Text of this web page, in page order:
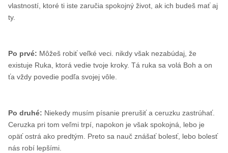
vlastností, ktoré ti iste zaručia spokojný život, ak ich budeš mať aj
ty.
Po prvé: Môžeš robiť veľké veci. nikdy však nezabúdaj, že
existuje Ruka, ktorá vedie tvoje kroky. Tá ruka sa volá Boh a on
ťa vždy povedie podľa svojej vôle.
Po druhé: Niekedy musím písanie prerušiť a ceruzku zastrúhať.
Ceruzka pri tom veľmi trpí, napokon je však spokojná, lebo je
opäť ostrá ako predtým. Preto sa nauč znášať bolesť, lebo bolesť
nás robí lepšími.